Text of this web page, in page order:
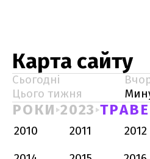
Карта сайту
Сьогодні
Цього тижня
РОКИ 2023
2010 2011 2012